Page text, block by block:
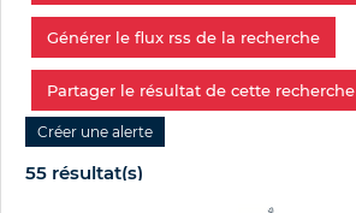
Générer le flux rss de la recherche
Partager le résultat de cette recherche
55 résultat(s)